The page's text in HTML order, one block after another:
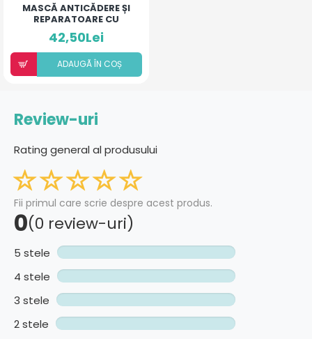
MASCĂ ANTICĂDERE ȘI
REPARATOARE CU
ULEIURI ESENTIALE
42,50Lei
ADAUGÃ ÎN COȘ
Review-uri
Rating general al produsului
Fii primul care scrie despre acest produs.
0(0 review-uri)
5 stele
4 stele
3 stele
2 stele